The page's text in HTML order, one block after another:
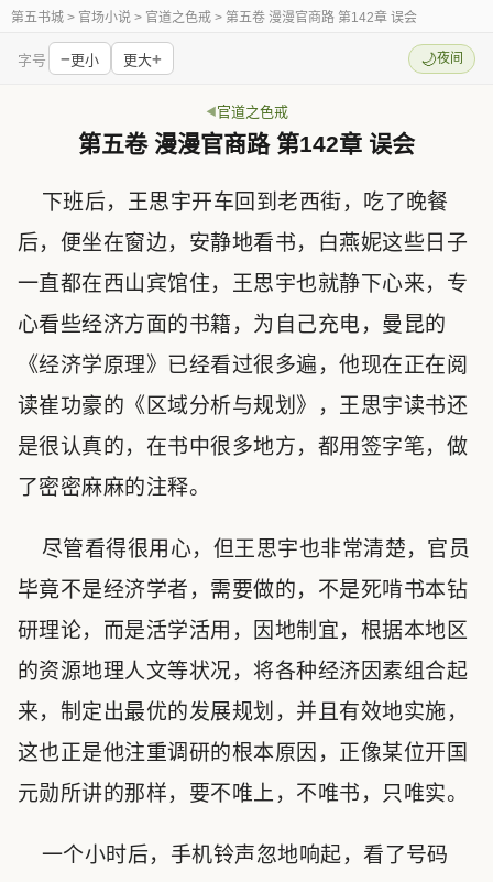
第五书城 > 官场小说 > 官道之色戒 > 第五卷 漫漫官商路 第142章 误会
字号 −更小 更大+ 🌙夜间
官道之色戒
第五卷 漫漫官商路 第142章 误会
下班后，王思宇开车回到老西街，吃了晚餐
后，便坐在窗边，安静地看书，白燕妮这些日子
一直都在西山宾馆住，王思宇也就静下心来，专
心看些经济方面的书籍，为自己充电，曼昆的
《经济学原理》已经看过很多遍，他现在正在阅
读崔功豪的《区域分析与规划》，王思宇读书还
是很认真的，在书中很多地方，都用签字笔，做
了密密麻麻的注释。
尽管看得很用心，但王思宇也非常清楚，官员
毕竟不是经济学者，需要做的，不是死啃书本钻
研理论，而是活学活用，因地制宜，根据本地区
的资源地理人文等状况，将各种经济因素组合起
来，制定出最优的发展规划，并且有效地实施，
这也正是他注重调研的根本原因，正像某位开国
元勋所讲的那样，要不唯上，不唯书，只唯实。
一个小时后，手机铃声忽地响起，看了号码